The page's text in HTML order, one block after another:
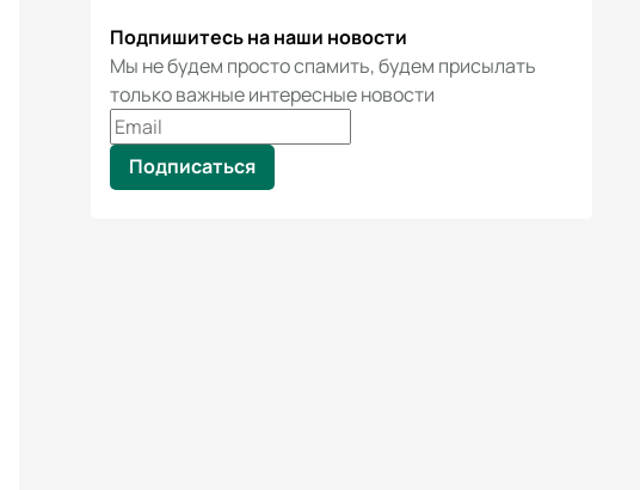
Подпишитесь на наши новости
Мы не будем просто спамить, будем присылать
только важные интересные новости
Подписаться